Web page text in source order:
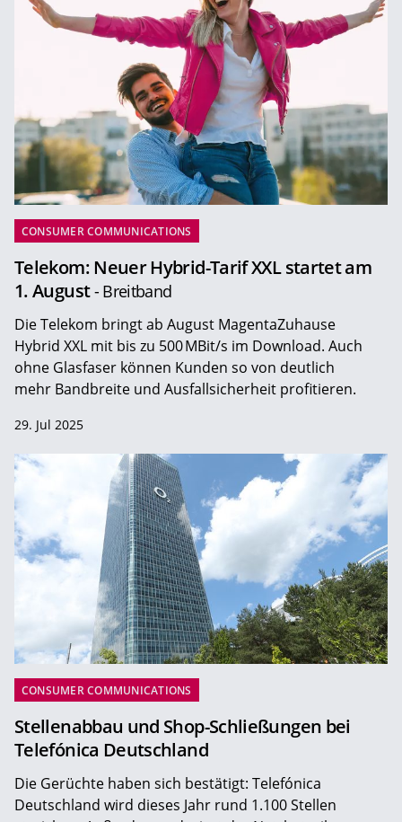
CONSUMER COMMUNICATIONS
Telekom: Neuer Hybrid-Tarif XXL startet am
1. August- Breitband
Die Telekom bringt ab August MagentaZuhause
Hybrid XXL mit bis zu 500 MBit/s im Download. Auch
ohne Glasfaser können Kunden so von deutlich
mehr Bandbreite und Ausfallsicherheit profitieren.
29. Jul 2025
CONSUMER COMMUNICATIONS
Stellenabbau und Shop-Schließungen bei
Telefónica Deutschland
Die Gerüchte haben sich bestätigt: Telefónica
Deutschland wird dieses Jahr rund 1.100 Stellen